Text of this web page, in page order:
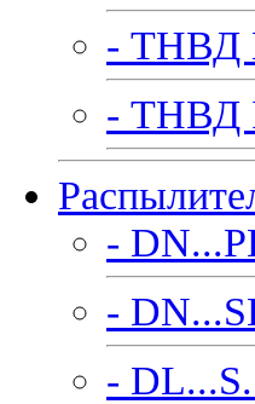
- ТНВД
- ТНВД
-
-
-